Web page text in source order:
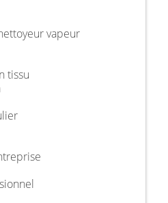
vapeur
tissu